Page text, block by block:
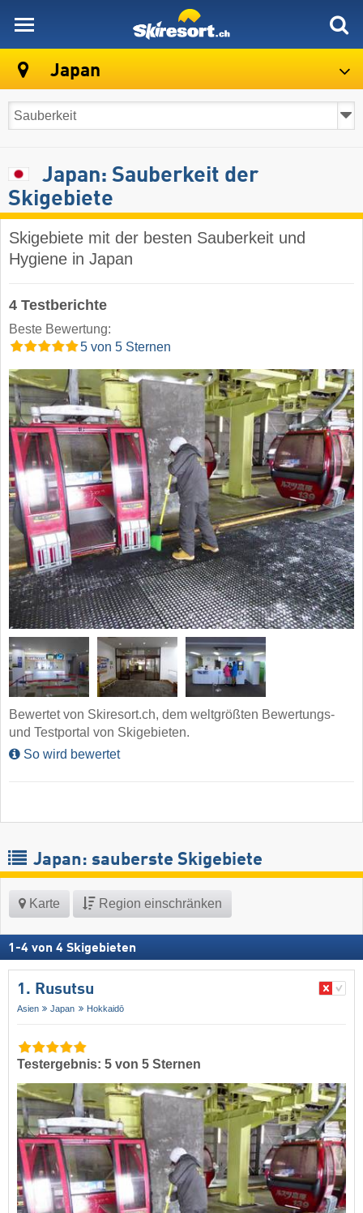
Japan
Japan: Sauberkeit der
Skigebiete
Skigebiete mit der besten Sauberkeit und
Hygiene in Japan
4 Testberichte
Beste Bewertung:
5 von 5 Sternen
Bewertet von Skiresort.ch, dem weltgrößten Bewertungs-
und Testportal von Skigebieten.
So wird bewertet
Japan: sauberste Skigebiete
Karte Region einschränken
1 -4 von 4 Skigebieten
1. Rusutsu
Asien Japan Hokkaidō
Testergebnis: 5 von 5 Sternen